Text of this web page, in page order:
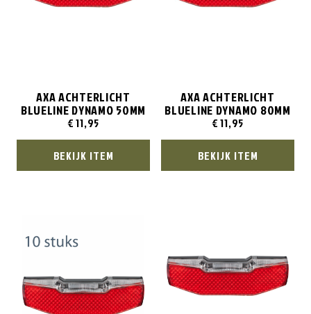
AXA ACHTERLICHT
BLUELINE DYNAMO 50MM
€11,95
BEKIJK ITEM
AXA ACHTERLICHT
BLUELINE DYNAMO 80MM
€11,95
BEKIJK ITEM